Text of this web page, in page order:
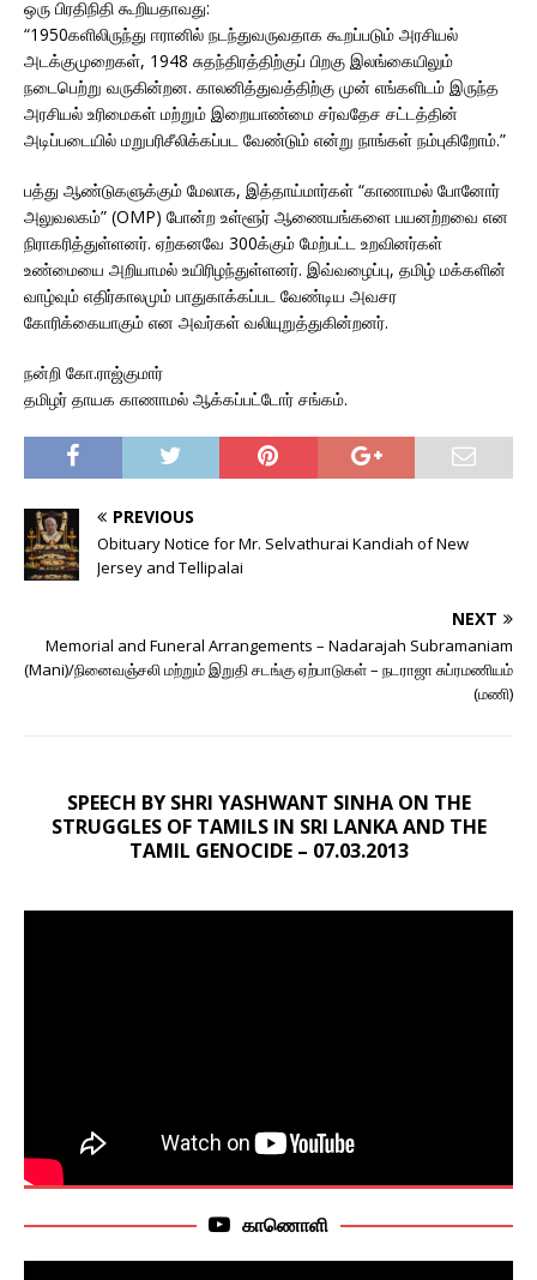
ஒரு பிரதிநிதி கூறியதாவது:
“1950களிலிருந்து ஈரானில் நடந்துவருவதாக கூறப்படும் அரசியல்
அடக்குமுறைகள், 1948 சுதந்திரத்திற்குப் பிறகு இலங்கையிலும்
நடைபெற்று வருகின்றன. காலனித்துவத்திற்கு முன் எங்களிடம் இருந்த
அரசியல் உரிமைகள் மற்றும் இறையாண்மை சர்வதேச சட்டத்தின்
அடிப்படையில் மறுபரிசீலிக்கப்பட வேண்டும் என்று நாங்கள் நம்புகிறோம்.”
பத்து ஆண்டுகளுக்கும் மேலாக, இத்தாய்மார்கள் “காணாமல் போனோர்
அலுவலகம்” (OMP) போன்ற உள்ளூர் ஆணையங்களை பயனற்றவை என
நிராகரித்துள்ளனர். ஏற்கனவே 300க்கும் மேற்பட்ட உறவினர்கள்
உண்மையை அறியாமல் உயிரிழந்துள்ளனர். இவ்வழைப்பு, தமிழ் மக்களின்
வாழ்வும் எதிர்காலமும் பாதுகாக்கப்பட வேண்டிய அவசர
கோரிக்கையாகும் என அவர்கள் வலியுறுத்துகின்றனர்.
நன்றி கோ.ராஜ்குமார்
தமிழர் தாயக காணாமல் ஆக்கப்பட்டோர் சங்கம்.
PREVIOUS
Obituary Notice for Mr. Selvathurai Kandiah of New
Jersey and Tellipalai
NEXT
Memorial and Funeral Arrangements – Nadarajah Subramaniam
(Mani)/நினைவஞ்சலி மற்றும் இறுதி சடங்கு ஏற்பாடுகள் – நடராஜா சுப்ரமணியம்
(மணி)
SPEECH BY SHRI YASHWANT SINHA ON THE
STRUGGLES OF TAMILS IN SRI LANKA AND THE
TAMIL GENOCIDE – 07.03.2013
காணொளி